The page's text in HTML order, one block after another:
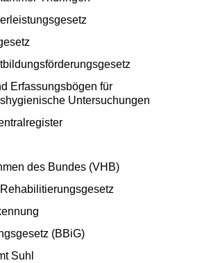
Erfassungsbögen für
Untersuchungen
des Bundes (VHB)
(BBiG)
Suhl